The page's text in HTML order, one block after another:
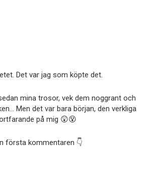
Det var jag som köpte det.
mina trosor, vek dem noggrant och
Men det var bara början, den verkliga
på mig 😲😵
första kommentaren 👇